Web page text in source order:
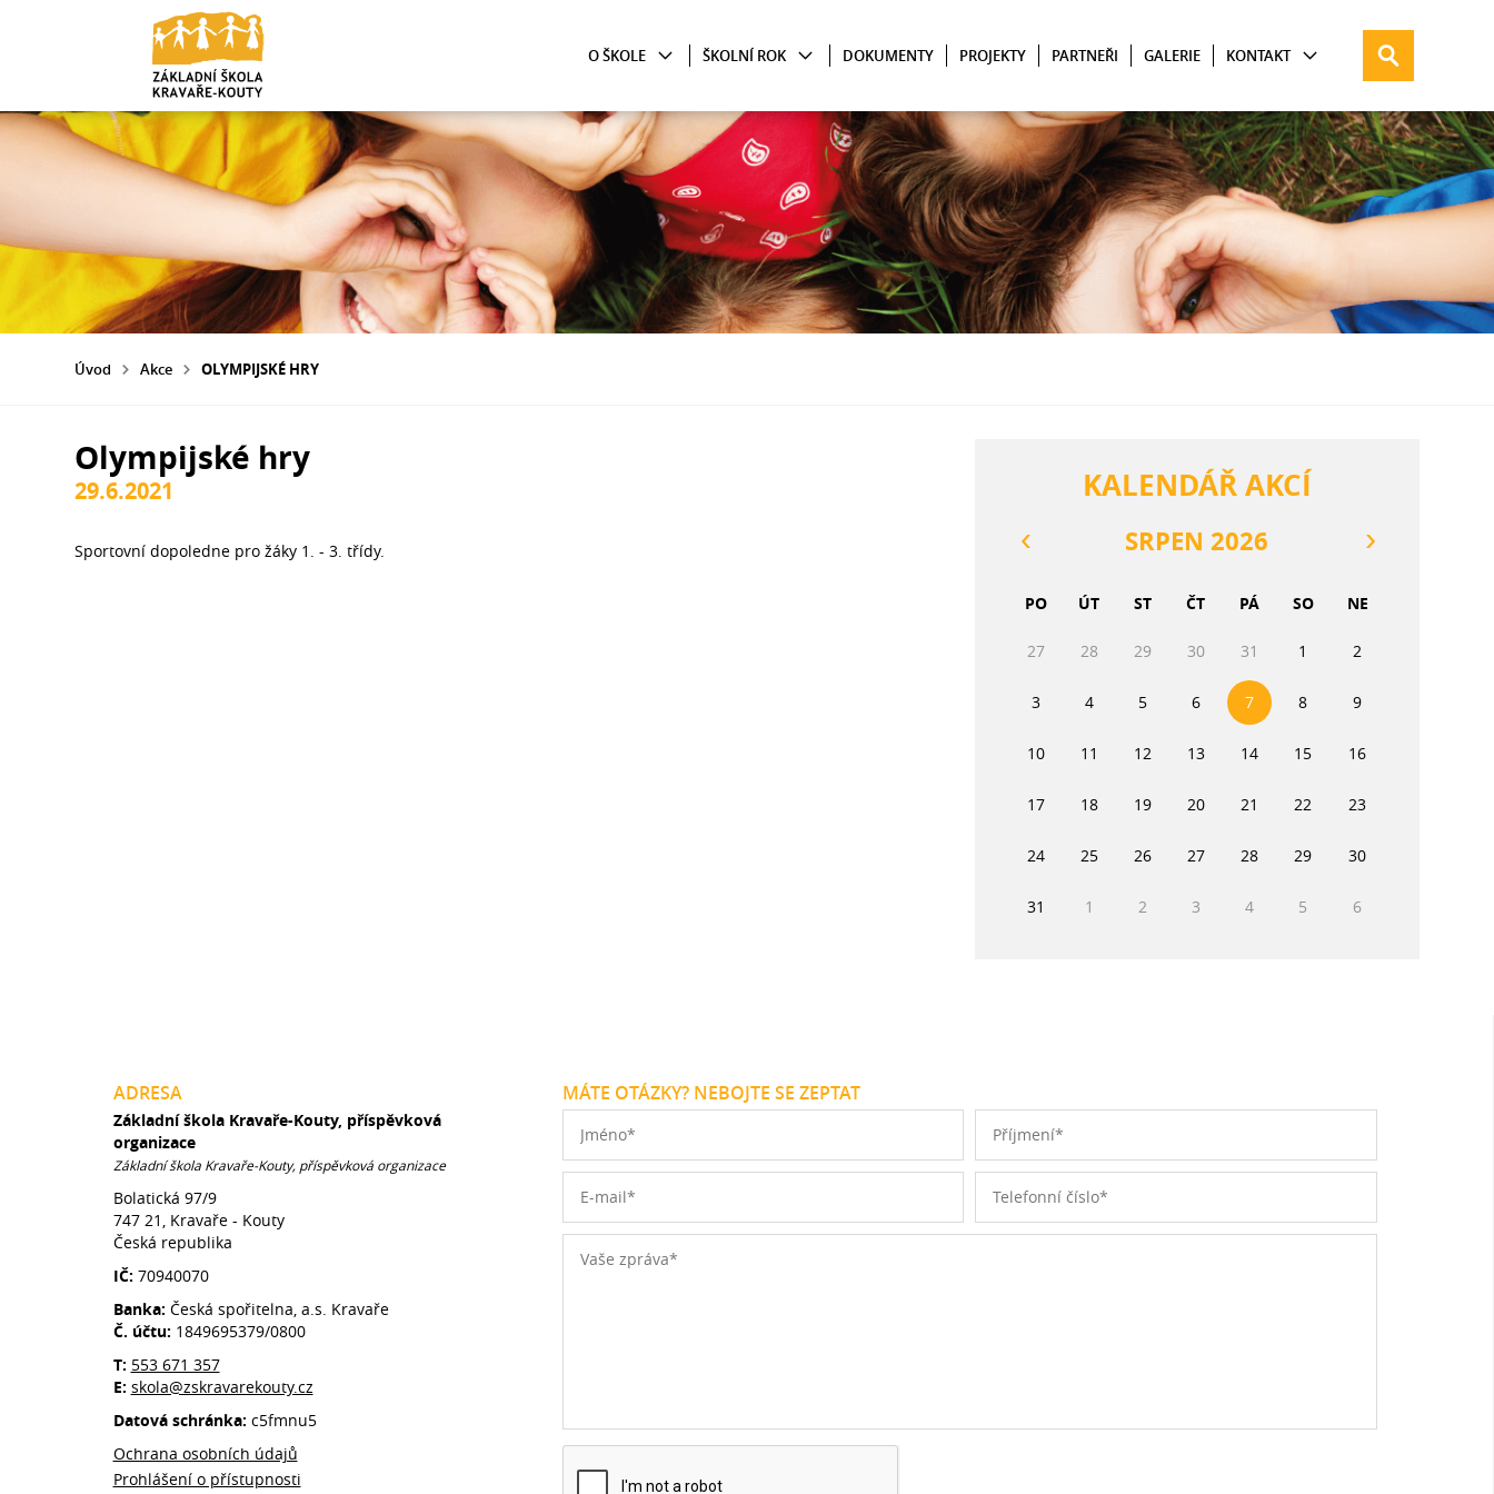
O ŠKOLE ŠKOLNÍ ROK DOKUMENTY PROJEKTY PARTNEŘI GALERIE KONTAKT
Úvod Akce OLYMPIJSKÉ HRY
Olympijské hry
29.6.2021
Sportovní dopoledne pro žáky 1. - 3. třídy.
KALENDÁŘ AKCÍ
SRPEN 2026
PO ÚT ST ČT PÁ SO NE
27 28 29 30 31 1 2
3 4 5 6 7 8 9
10 11 12 13 14 15 16
17 18 19 20 21 22 23
24 25 26 27 28 29 30
31 1 2 3 4 5 6
ADRESA
Základní škola Kravaře-Kouty, příspěvková
organizace
Základní škola Kravaře-Kouty, příspěvková organizace
Bolatická 97/9
747 21, Kravaře - Kouty
Česká republika
IČ: 70940070
Banka: Česká spořitelna, a.s. Kravaře
Č. účtu: 1849695379/0800
T: 553 671 357
E: skola@zskravarekouty.cz
Datová schránka: c5fmnu5
Ochrana osobních údajů
Prohlášení o přístupnosti
MÁTE OTÁZKY? NEBOJTE SE ZEPTAT